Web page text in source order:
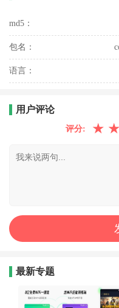
md5：
包名：
语言：
用户评论
评分: ★ ★
最新专题